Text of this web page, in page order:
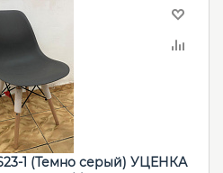
1 (Темно серый) УЦЕНКА